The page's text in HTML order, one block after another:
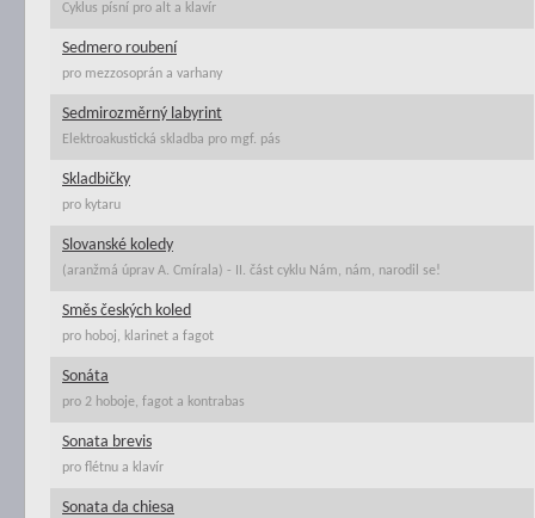
Cyklus písní pro alt a klavír
Sedmero roubení
pro mezzosoprán a varhany
Sedmirozměrný labyrint
Elektroakustická skladba pro mgf. pás
Skladbičky
pro kytaru
Slovanské koledy
(aranžmá úprav A. Cmírala) - II. část cyklu Nám, nám, narodil se!
Směs českých koled
pro hoboj, klarinet a fagot
Sonáta
pro 2 hoboje, fagot a kontrabas
Sonata brevis
pro flétnu a klavír
Sonata da chiesa